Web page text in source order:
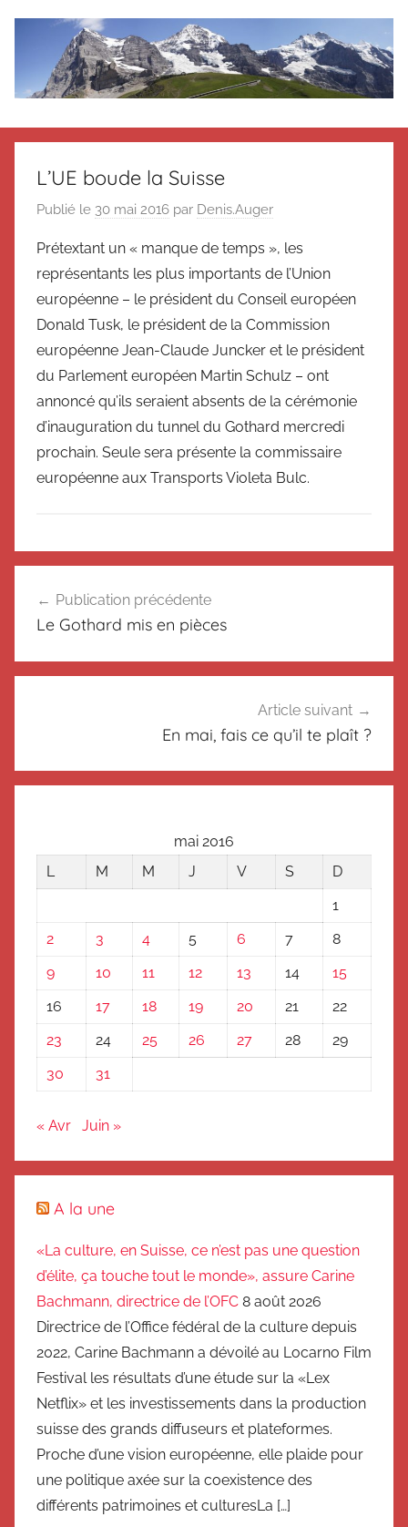
Le
blog
de
Suisse
Magazine
Suisse
Suisse
Messager
Suisse
L’UE boude la Suisse
Publié le 30 mai 2016 par Denis.Auger
Prétextant un « manque de temps », les
représentants les plus importants de l’Union
européenne – le président du Conseil européen
Donald Tusk, le président de la Commission
européenne Jean-Claude Juncker et le président
du Parlement européen Martin Schulz – ont
annoncé qu’ils seraient absents de la cérémonie
d’inauguration du tunnel du Gothard mercredi
prochain. Seule sera présente la commissaire
européenne aux Transports Violeta Bulc.
N
c
l
de
Publication précédente
Le Gothard mis en pièces
Article suivant
En mai, fais ce qu’il te plaît ?
mai 2016
L
M M J V S
D
1
2
3 4 5 6 7
8
9
10 11 12 13 14
15
16
17 18 19 20 21
22
23
24 25 26 27 28
29
30
31
« Avr Juin »
A la une
«La culture, en Suisse, ce n’est pas une question
d’élite, ça touche tout le monde», assure Carine
Bachmann, directrice de l’OFC 8 août 2026
Directrice de l’Office fédéral de la culture depuis
2022, Carine Bachmann a dévoilé au Locarno Film
Festival les résultats d’une étude sur la «Lex
Netflix» et les investissements dans la production
suisse des grands diffuseurs et plateformes.
Proche d’une vision européenne, elle plaide pour
une politique axée sur la coexistence des
différents patrimoines et culturesLa […]